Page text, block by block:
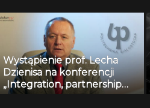
Wystąpienie prof. Lecha
Dzienisa na konferencji
„Integration, partnership
and innovations in civil